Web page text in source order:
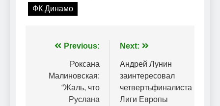
ФК Динамо
Навігація
записів
Previous:
Роксана
Малиновская:
“Жаль, что
Руслана
Next:
Андрей Лунин
заинтересовал
четвертьфиналиста
Лиги Европы